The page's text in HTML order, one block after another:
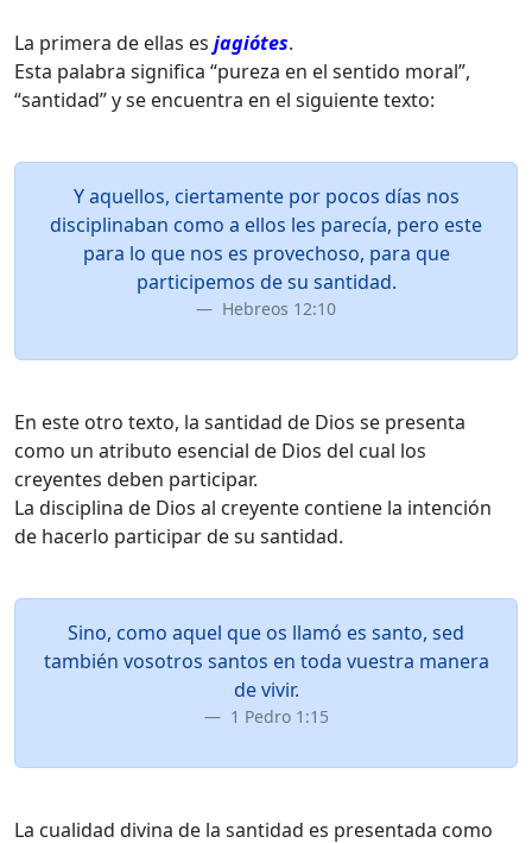
La primera de ellas es jagiótes.
Esta palabra significa “pureza en el sentido moral”,
“santidad” y se encuentra en el siguiente texto:
Y aquellos, ciertamente por pocos días nos
disciplinaban como a ellos les parecía, pero este
para lo que nos es provechoso, para que
participemos de su santidad.
Hebreos 12:10
En este otro texto, la santidad de Dios se presenta
como un atributo esencial de Dios del cual los
creyentes deben participar.
La disciplina de Dios al creyente contiene la intención
de hacerlo participar de su santidad.
Sino, como aquel que os llamó es santo, sed
también vosotros santos en toda vuestra manera
de vivir.
1 Pedro 1:15
La cualidad divina de la santidad es presentada como